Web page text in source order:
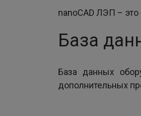
nanoCAD ЛЭП –
База
База данных
дополнительных